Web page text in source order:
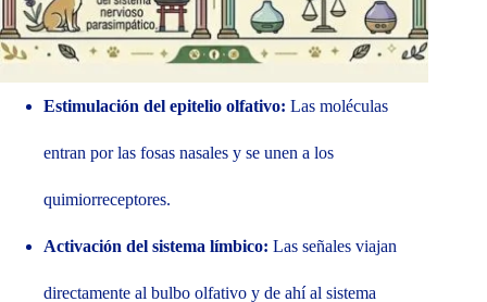
Estimulación del epitelio olfativo: Las moléculas
entran por las fosas nasales y se unen a los
quimiorreceptores.
Activación del sistema límbico: Las señales viajan
directamente al bulbo olfativo y de ahí al sistema